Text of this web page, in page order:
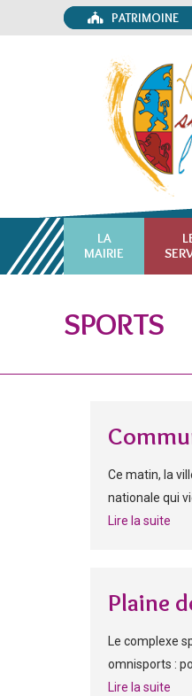
PATRIMOINE
LA
MAIRIE
SPORTS
Ce matin, la
nationale qui
Lire la suite
Plaine
Le complexe
omnisports :
Lire la suite